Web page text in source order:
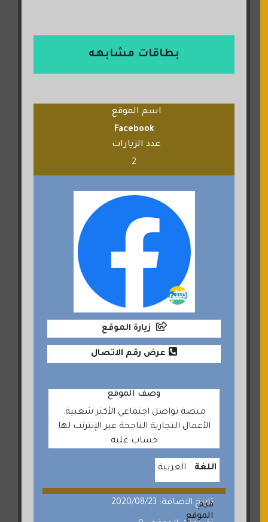
بطاقات مشابهه
اسم الموقع
Facebook
عدد الزيارات
2
زيارة الموقع
عرض رقم الاتصال
وصف الموقع
منصة تواصل اجتماعي الأكثر شعبية.
الأعمال التجارية الناجحة عبر الإنترنت لها
حساب عليه
اللغة العربية
تاريخ الاضافة: 2020/08/23
قيم
الموقع